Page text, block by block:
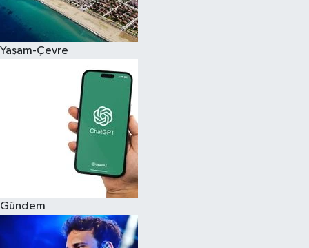
Yaşam-Çevre
Gündem
Siyaset
Teknoloji
Televizyon
Yaşam-Çevre